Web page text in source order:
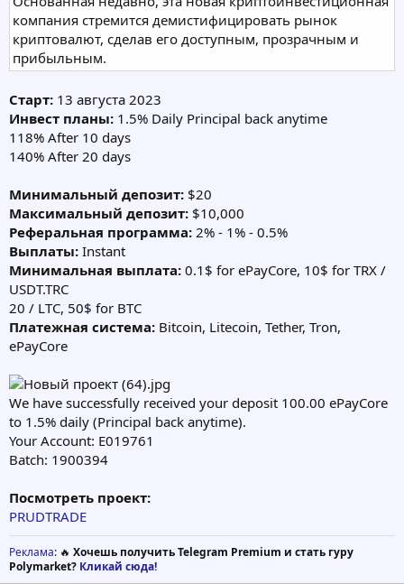
компания стремится демистифицировать рынок
криптовалют, сделав его доступным, прозрачным и
прибыльным.
Старт: 13 августа 2023
Инвест планы: 1.5% Daily Principal back anytime
118% After 10 days
140% After 20 days
Минимальный депозит: $20
Максимальный депозит: $10,000
Реферальная программа: 2% - 1% - 0.5%
Выплаты: Instant
Минимальная выплата: 0.1$ for ePayCore, 10$ for TRX /
USDT.TRC
20 / LTC, 50$ for BTC
Платежная система: Bitcoin, Litecoin, Tether, Tron,
ePayCore
We have successfully received your deposit 100.00 ePayCore
to 1.5% daily (Principal back anytime).
Your Account: E019761
Batch: 1900394
Посмотреть проект:
PRUDTRADE
Реклама: 🔥 Хочешь получить Telegram Premium и стать гуру
Polymarket? Кликай сюда!